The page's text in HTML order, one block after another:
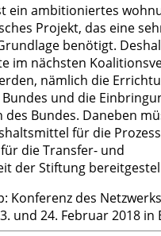
ein ambitioniertes
Projekt, das eine
benötigt.
im nächsten
nämlich die
und die
des Bundes. Daneben
für die
die Transfer- und
der Stiftung
Konferenz des
und 24. Februar 2018 in